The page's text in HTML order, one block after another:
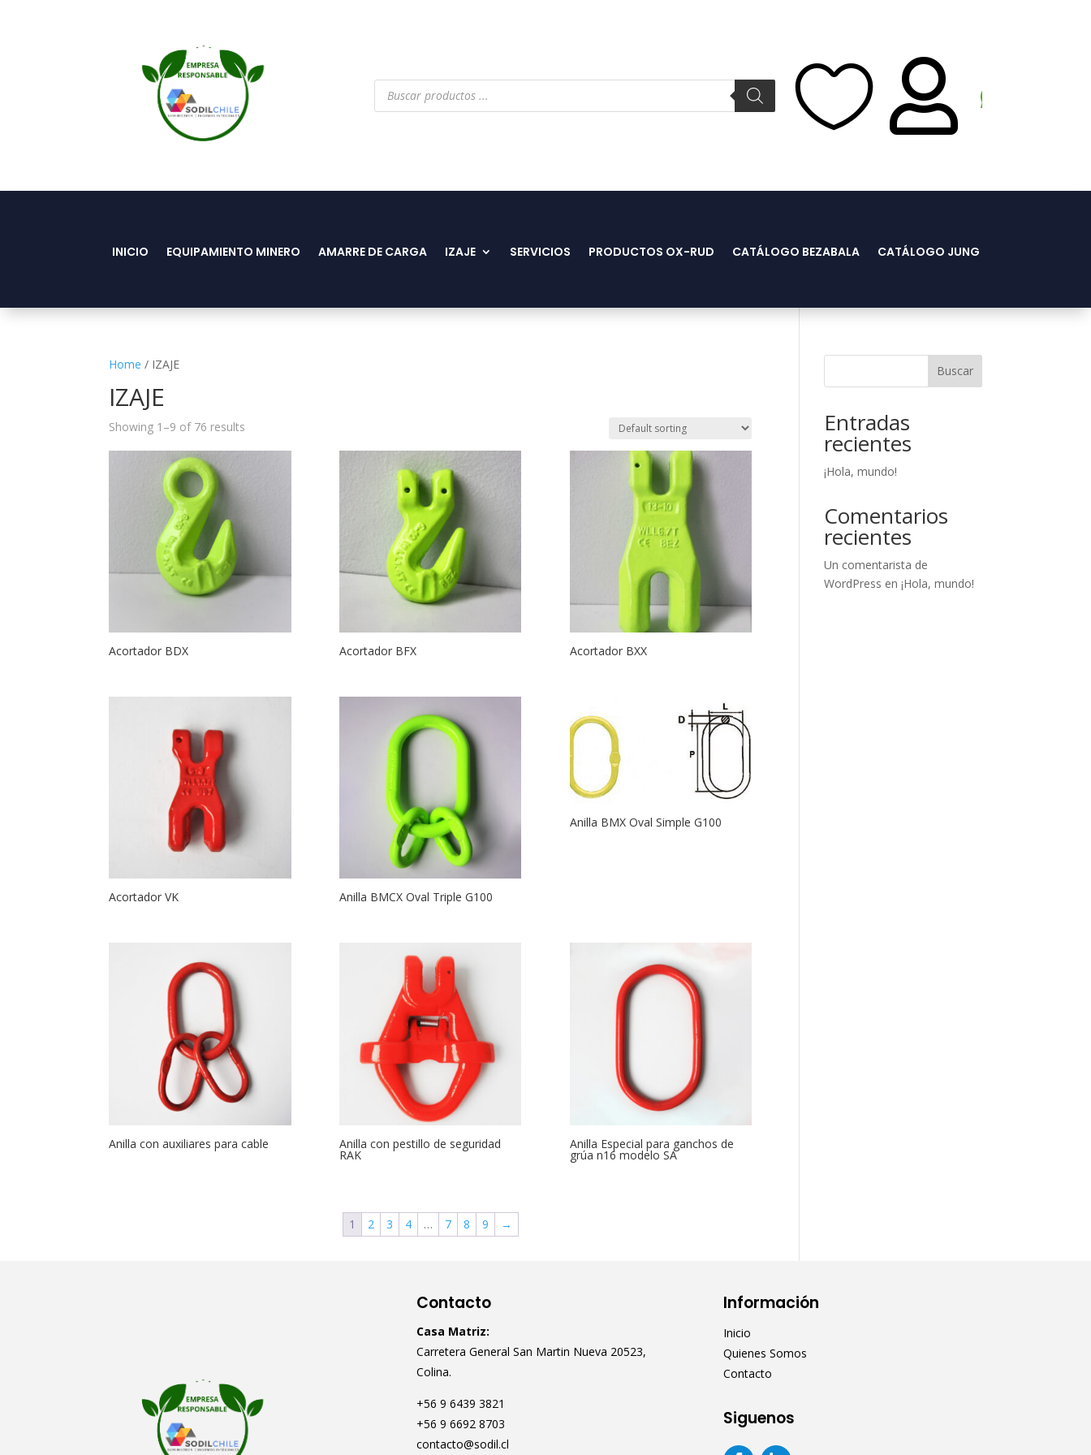
Búsqueda
productos   
INICIO EQUIPAMIENTO MINERO AMARRE DE CARGA IZAJE SERVICIOS PRODUCTOS OX-RUD CATÁLOGO BEZABALA CATÁLOGO JUNG
Home / IZAJE
IZAJE
Showing 1–9 of 76 results
Acortador BDX Acortador BFX Acortador BXX
Acortador VK Anilla BMCX Oval Triple G100
Anilla BMX Oval Simple G100
Anilla con auxiliares para cable Anilla con pestillo de seguridad
RAK
Anilla Especial para ganchos de
grúa n16 modelo SA
1 2 3 4 … 7 8 9 →
Buscar
Entradas
recientes
¡Hola, mundo!
Comentarios
recientes
Un comentarista de
WordPress en¡Hola, mundo!
Contacto
Casa Matriz:
Carretera General San Martin Nueva 20523,
Colina.
+56 9 6439 3821
+56 9 6692 8703
contacto@sodil.cl
Información
Inicio
Quienes Somos
Contacto
Siguenos